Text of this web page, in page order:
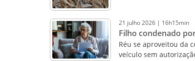
21 julho2026 | 16h15min
Filho condenado
Réu se aproveitou da
veículo sem